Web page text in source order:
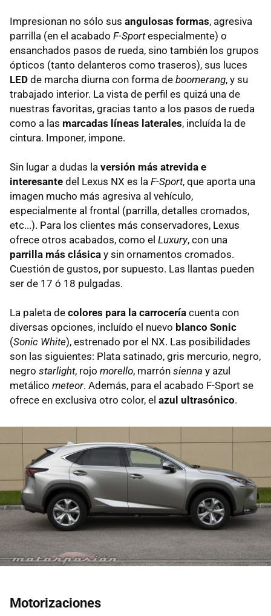
Impresionan no sólo sus angulosas formas, agresiva
parrilla (en el acabado F-Sportespecialmente) o
ensanchados pasos de rueda, sino también los grupos
ópticos (tanto delanteros como traseros), sus luces
LED de marcha diurna con forma de boomerang, y su
trabajado interior. La vista de perfil es quizá una de
nuestras favoritas, gracias tanto a los pasos de rueda
como a las marcadas líneas laterales, incluída la de
cintura. Imponer, impone.
Sin lugar a dudas la versión más atrevida e
interesante del Lexus NX es la F-Sport, que aporta una
imagen mucho más agresiva al vehículo,
especialmente al frontal (parrilla, detalles cromados,
etc...). Para los clientes más conservadores, Lexus
ofrece otros acabados, como el Luxury, con una
parrilla más clásica y sin ornamentos cromados.
Cuestión de gustos, por supuesto. Las llantas pueden
ser de 17 ó 18 pulgadas.
La paleta de colores para la carrocería cuenta con
diversas opciones, incluído el nuevo blanco Sonic
(Sonic White), estrenado por el NX. Las posibilidades
son las siguientes: Plata satinado, gris mercurio, negro,
negro starlight, rojo morello, marrón sienna y azul
metálico meteor. Además, para el acabado F-Sport se
ofrece en exclusiva otro color, el azul ultrasónico.
Motorizaciones